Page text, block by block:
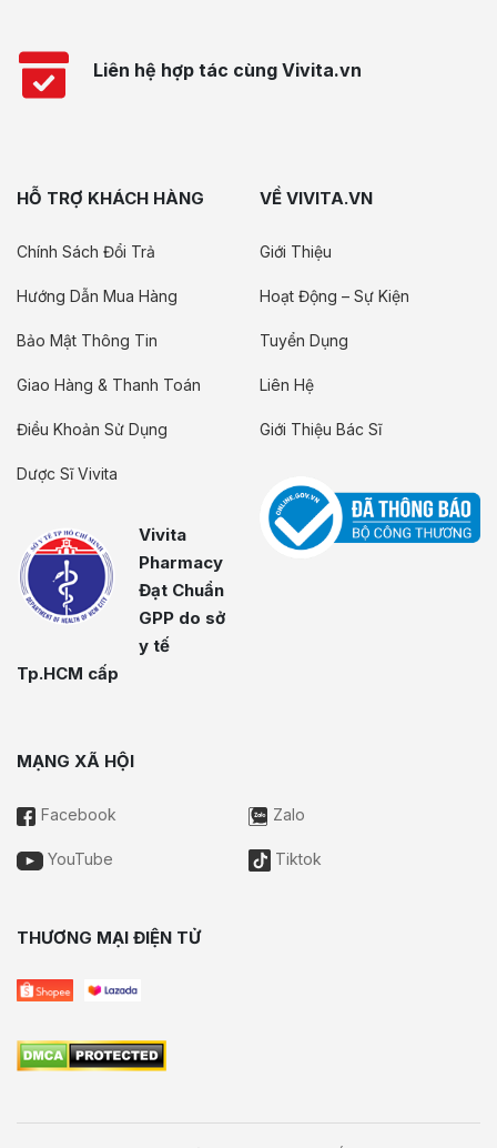
Liên hệ hợp tác cùng Vivita.vn
HỖ TRỢ KHÁCH HÀNG
Chính Sách Đổi Trả
Hướng Dẫn Mua Hàng
Bảo Mật Thông Tin
Giao Hàng & Thanh Toán
Điều Khoản Sử Dụng
Dược Sĩ Vivita
Vivita
Pharmacy
Đạt Chuẩn
GPP do sở
y tế
Tp.HCM cấp
VỀ VIVITA.VN
Giới Thiệu
Hoạt Động – Sự Kiện
Tuyển Dụng
Liên Hệ
Giới Thiệu Bác Sĩ
MẠNG XÃ HỘI
Facebook Zalo
YouTube Tiktok
THƯƠNG MẠI ĐIỆN TỬ